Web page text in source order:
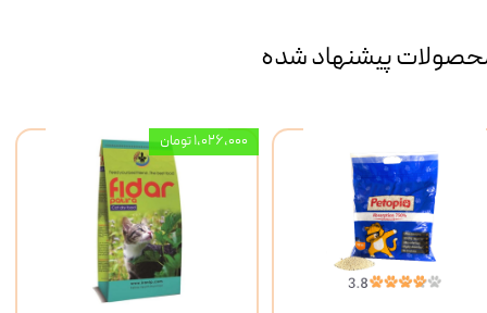
پیشنهاد شده
۱,۰۲۶,۰۰۰ تومان